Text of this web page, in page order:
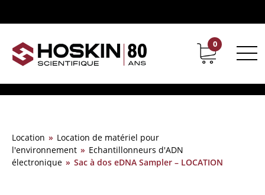
Support Carrières chez Hoskin
0
Location » Location de matériel pour
l'environnement » Echantillonneurs d'ADN
électronique » Sac à dos eDNA Sampler – LOCATION